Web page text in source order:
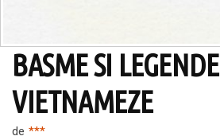
BASME SI LEGENDE
VIETNAMEZE
de ***